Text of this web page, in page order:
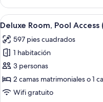
Deluxe,
vista
al
Abrir
todas
las
fotos
de
Deluxe
Room,
5
Deluxe Room, Pool
597 pies cuadrados
1 habitación
3 personas
2 camas matrimoniales o 1
Wifi gratuito